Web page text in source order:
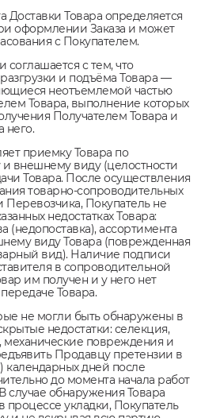
Доставки Товара определяется
оформлении Заказа и может
с Покупателем.
соглашается с тем, что
и подъёма Товара —
неотъемлемой частью
Товара, выполнение которых
Получателем Товара и
него.
приемку Товара по
и внешнему виду (целостности
Товара. После осуществления
товарно-сопроводительных
Покупатель не
недостатках Товара:
(недопоставка), ассортимента
виду Товара (поврежденная
вид). Наличие подписи
в сопроводительной
им получен и у него нет
Товара.
не могли быть обнаружены в
недостатки: селекция,
механические повреждения и
Продавцу претензии в
календарных дней после
до момента начала работ
случае обнаружения Товара
процессе укладки, Покупатель